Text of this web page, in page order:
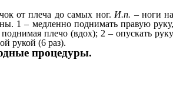
от плеча до самых ног. И.п. – ноги
1 – медленно поднимать правую
плечо (вдох); 2 – опускать
рукой (6 раз).
процедуры.